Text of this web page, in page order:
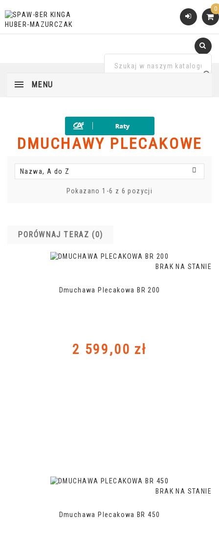
0
MENU
DMUCHAWY PLECAKOWE
Nazwa, A do Z 
Pokazano 1-6 z 6 pozycji
PORÓWNAJ TERAZ (0)‎
BRAK NA STANIE
Dmuchawa Plecakowa BR 200
Cena
2 599,00 zł
BRAK NA STANIE
Dmuchawa Plecakowa BR 450